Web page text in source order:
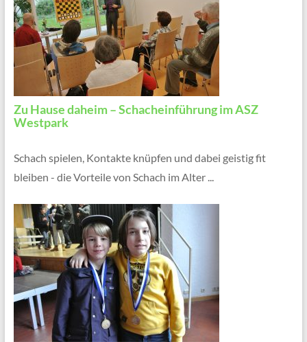
Zu Hause daheim – Schacheinführung im ASZ
Westpark
Schach spielen, Kontakte knüpfen und dabei geistig fit
bleiben - die Vorteile von Schach im Alter ...